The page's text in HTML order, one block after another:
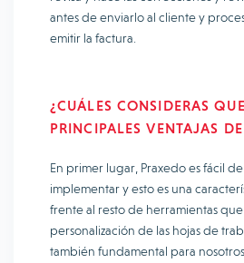
antes de enviarlo al cliente y
emitir la factura.
¿CUÁLES CONSIDERAS
PRINCIPALES VENTAJAS
En primer lugar, Praxedo es fácil
implementar y esto es una
frente al resto de herramientas que
personalización de las hojas de
también fundamental para